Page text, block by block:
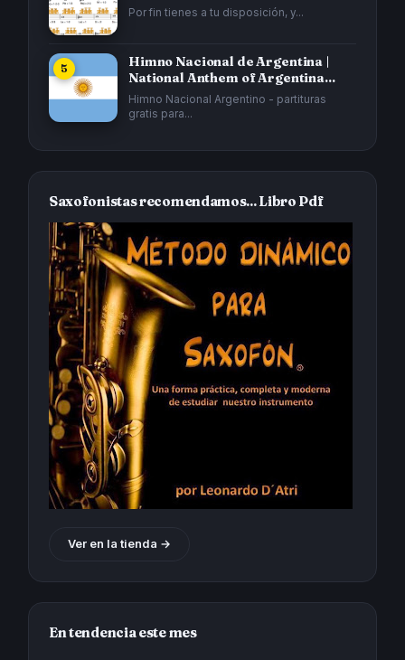
Por fin tienes a tu disposición, y...
Himno Nacional de Argentina |
National Anthem of Argentina...
Himno Nacional Argentino - partituras
gratis para...
Saxofonistas recomendamos... Libro Pdf
Ver en la tienda →
En tendencia este mes